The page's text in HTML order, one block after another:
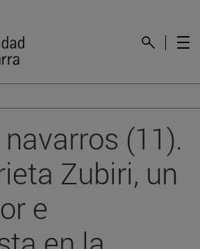
(11).
Zubiri, un
e